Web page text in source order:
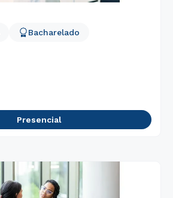
Bacharelado
Presencial
8º
direito